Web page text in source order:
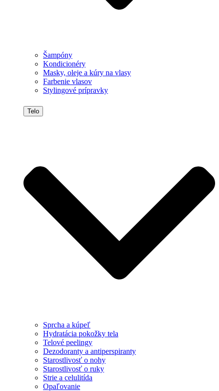
Šampóny
Kondicionéry
Masky, oleje a kúry na vlasy
Farbenie vlasov
Stylingové prípravky
Telo
Sprcha a kúpeľ
Hydratácia pokožky tela
Telové peelingy
Dezodoranty a antiperspiranty
Starostlivosť o nohy
Starostlivosť o ruky
Strie a celulitída
Opaľovanie